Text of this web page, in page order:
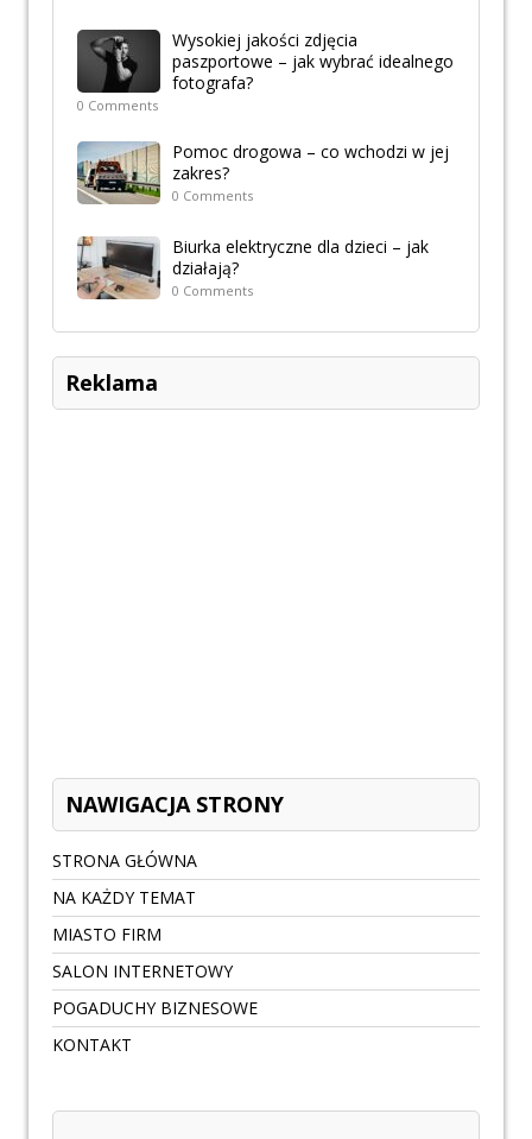
Wysokiej jakości zdjęcia
paszportowe – jak wybrać idealnego
fotografa?
0 Comments
Pomoc drogowa – co wchodzi w jej
zakres?
0 Comments
Biurka elektryczne dla dzieci – jak
działają?
0 Comments
Reklama
NAWIGACJA STRONY
STRONA GŁÓWNA
NA KAŻDY TEMAT
MIASTO FIRM
SALON INTERNETOWY
POGADUCHY BIZNESOWE
KONTAKT